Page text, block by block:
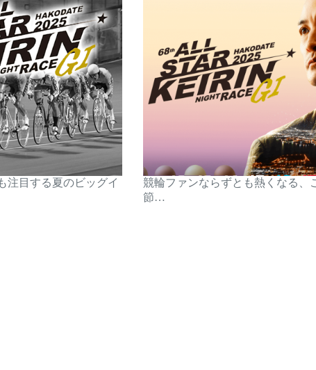
注目する夏のビッグイ
競輪ファンならずとも熱くなる、
節…